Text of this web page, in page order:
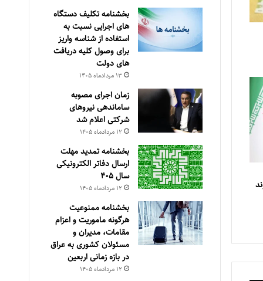
بخشنامه تکلیف دستگاه
های اجرایی نسبت به
استفاده از شناسه واریز
برای وصول کلیه دریافت
های دولت
۱۳ مرداد‌ماه ۱۴۰۵
زمان اجرای مصوبه
ساماندهی نیروهای
شرکتی اعلام شد
۱۲ مرداد‌ماه ۱۴۰۵
بخشنامه تمدید مهلت
ارسال دفاتر الکترونیکی
سال ۴۰۵
۱۲ مرداد‌ماه ۱۴۰۵
بخشنامه ممنوعیت
هرگونه ماموریت و اعزام
مقامات، مدیران و
مسئولان کشوری به عراق
در بازه زمانی اربعین
۱۲ مرداد‌ماه ۱۴۰۵